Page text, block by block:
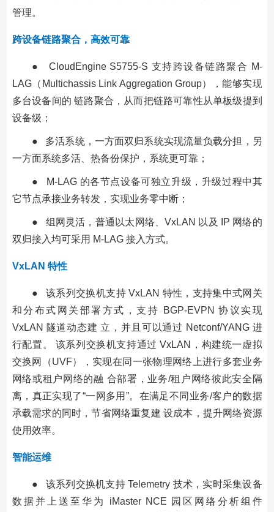
管理。
跨设备链路聚合，高效可靠
● CloudEngine S5755-S 支持跨设备链路聚合 M-
LAG（Multichassis Link Aggregation Group），能够实现
多台设备间的 链路聚合，从而把链路可靠性从单板级提到
设备级；
● 多活系统，一方面双归系统实现流量负载分担，另
一方面系统多活、热备份保护，系统更可靠；
● M-LAG 的各节点设备可独立升级，升级过程中其
它节点承接业务转发，实现业务零中断；
● 组网灵活，普通以太网络、VxLAN 以及 IP 网络的
双归接入均可采用 M-LAG 接入方式。
VxLAN 特性
● 该系列交换机支持 VxLAN 特性，支持集中式网关
和分布式网关部署方式，支持 BGP-EVPN 协议实现
VxLAN 隧道动态建 立，并且可以通过 Netconf/YANG 进
行配置。 该系列交换机支持通过 VxLAN，构建统一虚拟
交换网（UVF），实现在同一张物理网络上进行多套业务
网络或租户网络的融 合部署，业务/租户网络彼此安全隔
离，真正实现了“一网多用”。在满足不同业务/客户的数据
承载需求的同时，节省网络重复建 设成本，提升网络资源
使用效率。
智能运维
● 该系列交换机支持 Telemetry 技术，实时采集设备
数据并上送至华为 iMaster NCE 园区网络分析组件